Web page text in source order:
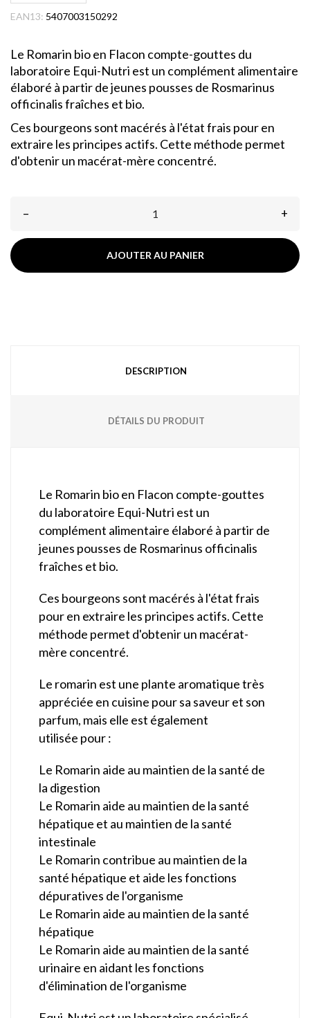
EAN13: 5407003150292
Le Romarin bio en Flacon compte-gouttes du
laboratoire Equi-Nutri est un complément alimentaire
élaboré à partir de jeunes pousses de Rosmarinus
officinalis fraîches et bio.
Ces bourgeons sont macérés à l'état frais pour en
extraire les principes actifs. Cette méthode permet
d'obtenir un macérat-mère concentré.
– +
AJOUTER AU PANIER
DESCRIPTION
DÉTAILS DU PRODUIT
Le Romarin bio en Flacon compte-gouttes
du laboratoire Equi-Nutri est un
complément alimentaire élaboré à partir de
jeunes pousses de Rosmarinus officinalis
fraîches et bio.
Ces bourgeons sont macérés à l'état frais
pour en extraire les principes actifs. Cette
méthode permet d'obtenir un macérat-
mère concentré.
Le romarin est une plante aromatique très
appréciée en cuisine pour sa saveur et son
parfum, mais elle est également
utilisée pour :
Le Romarin aide au maintien de la santé de
la digestion
Le Romarin aide au maintien de la santé
hépatique et au maintien de la santé
intestinale
Le Romarin contribue au maintien de la
santé hépatique et aide les fonctions
dépuratives de l'organisme
Le Romarin aide au maintien de la santé
hépatique
Le Romarin aide au maintien de la santé
urinaire en aidant les fonctions
d'élimination de l'organisme